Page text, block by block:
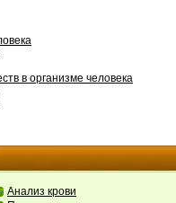
в организме человека
Анализ крови